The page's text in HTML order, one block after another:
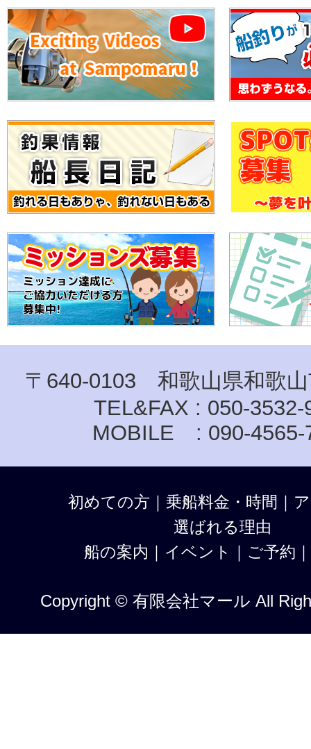
〒640-0103 和歌山県和歌山
TEL&FAX : 050-3532-
MOBILE : 090-4565-
初めての方 ｜ 乗船料金・時間 ｜
選ばれる理由
船の案内 ｜ イベント ｜ ご予約 ｜
Copyright © 有限会社マール All